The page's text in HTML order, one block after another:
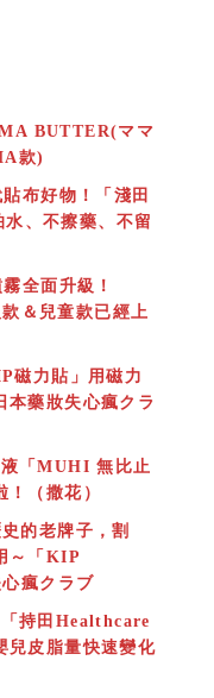
BUTTER(ママ
款)
布好物！「淺田
、不擦藥、不留
全面升級！
＆兒童款已經上
磁力貼」用磁力
本藥妝失心瘋クラ
「MUHI 無比止
（撒花）
的老牌子，割
～「KIP
瘋クラブ
持田Healthcare
兒皮脂量快速變化